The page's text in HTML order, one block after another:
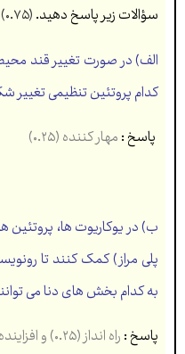
سؤالات زير پاسخ دهید.(۰.۷۵)
الف) در صورت تغییر قند محیط
كدام پروتئین تنظیمی
پاسخ :مهار کننده (۰.۲۵)
پلی مراز) كمک كنند تا
به كدام بخش های دنا می
پاسخ :راه انداز (۰.۲۵) و افزاینده (۰.۲۵)